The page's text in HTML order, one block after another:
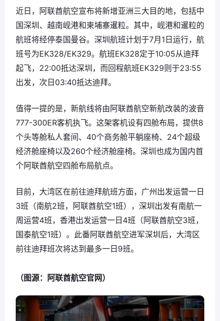
近日，阿联酋航空宣布将新增亚洲三大目的地，包括中
国深圳、越南岘港和柬埔寨暹粒。其中，岘港和暹粒的
航班将经停泰国曼谷。深圳航班计划于7月1日运行，航
班号为EK328/EK329。航班EK328定于10:05从迪拜
起飞，22:00抵达深圳，而回程航班EK329则于23:55
出发，次日03:40抵达迪拜。
值得一提的是，新航线将由阿联酋航空新航改装的波音
777-300ER客机执飞。这架客机设有四舱布局，提供8
个头等舱私人套间、40个商务舱平躺座椅、24个超级
经济舱座椅以及260个经济舱座椅。深圳也成为国内首
个阿联酋航空四舱布局航点。
目前，大湾区在前往迪拜航班方面，广州出发运营一日
3班（南航2班，阿联酋航空1班），深圳出发有南航一
周运营4班，香港出发运营一日4班（阿联酋航空3班，
国泰航空1班）。此番阿联酋航空进军深圳后，大湾区
前往迪拜班次将达到最多一日9班。
（图源：阿联酋航空官网）